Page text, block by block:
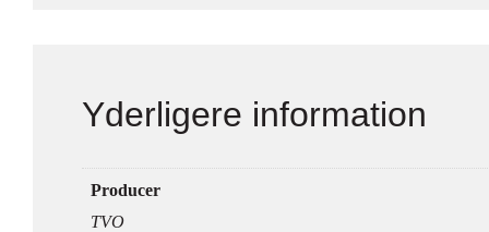
Yderligere information
Producer
TVO